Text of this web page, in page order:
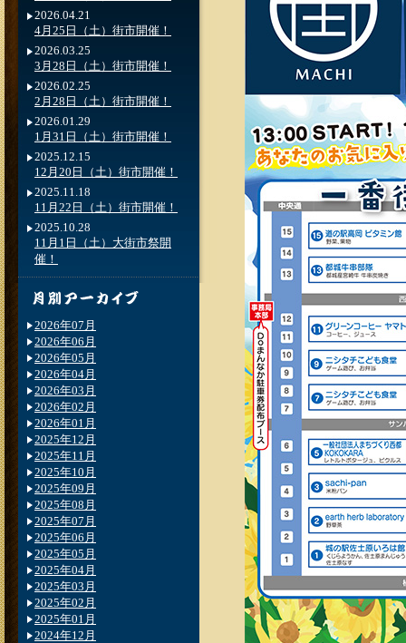
2026.04.21
4月25日（土）街市開催！
2026.03.25
3月28日（土）街市開催！
2026.02.25
2月28日（土）街市開催！
2026.01.29
1月31日（土）街市開催！
2025.12.15
12月20日（土）街市開催！
2025.11.18
11月22日（土）街市開催！
2025.10.28
11月1日（土）大街市祭開
催！
2026年07月
2026年06月
2026年05月
2026年04月
2026年03月
2026年02月
2026年01月
2025年12月
2025年11月
2025年10月
2025年09月
2025年08月
2025年07月
2025年06月
2025年05月
2025年04月
2025年03月
2025年02月
2025年01月
2024年12月